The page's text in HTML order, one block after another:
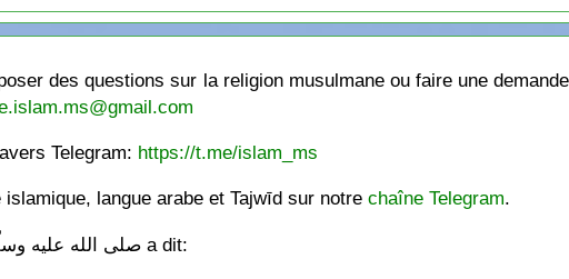
des questions sur la religion musulmane ou faire une
Telegram: https://t.me/islam_ms
langue arabe et Tajwīd sur notrechaîne Telegram.
Le Messager de Allâh صلى الله عليه وسلّم a dit: